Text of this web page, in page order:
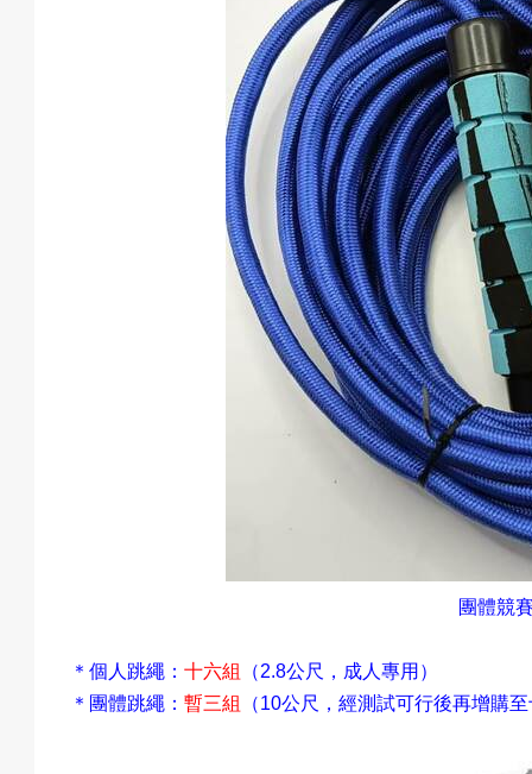
團體競
＊個人跳繩 ：十六組 （2.8公尺，成人專用）
＊團體跳繩 ：暫三組 （10公尺，經測試可行後再增購